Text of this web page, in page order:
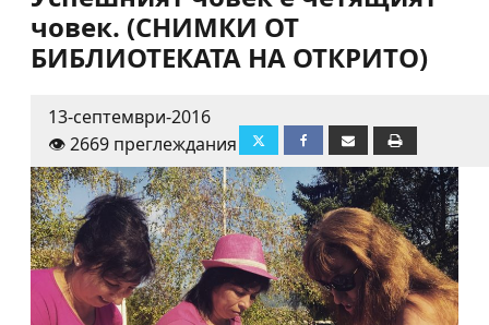
човек. (СНИМКИ ОТ
БИБЛИОТЕКАТА НА ОТКРИТО)
13-септември-2016
👁️ 2669 преглеждания